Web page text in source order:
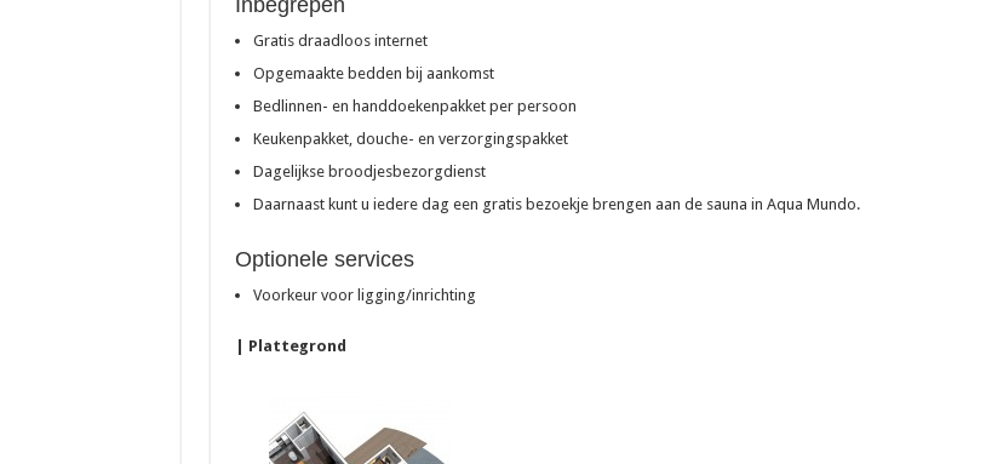
Inbegrepen
Gratis draadloos internet
Opgemaakte bedden bij aankomst
Bedlinnen- en handdoekenpakket per persoon
Keukenpakket, douche- en verzorgingspakket
Dagelijkse broodjesbezorgdienst
Daarnaast kunt u iedere dag een gratis bezoekje brengen aan de sauna in Aqua Mundo.
Optionele services
Voorkeur voor ligging/inrichting
| Plattegrond